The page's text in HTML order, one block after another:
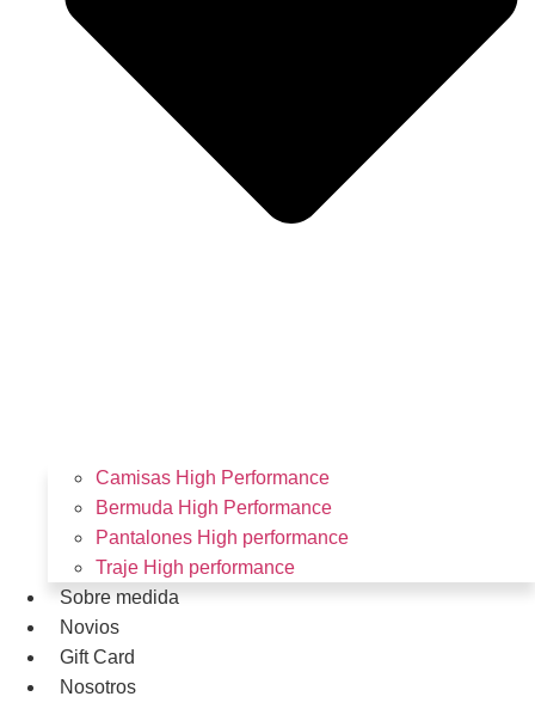
Camisas High Performance
Bermuda High Performance
Pantalones High performance
Traje High performance
Sobre medida
Novios
Gift Card
Nosotros